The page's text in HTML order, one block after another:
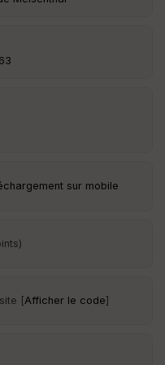
sur mobile
[Afficher le code]